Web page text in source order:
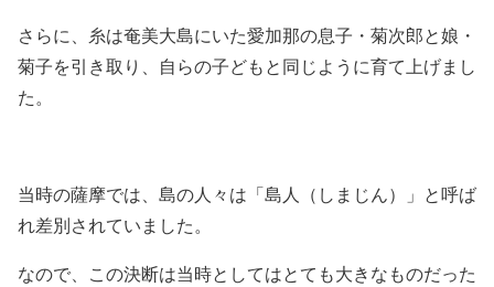
さらに、糸は奄美大島にいた愛加那の息子・菊次郎と娘・
菊子を引き取り、自らの子どもと同じように育て上げまし
た。
当時の薩摩では、島の人々は「島人（しまじん）」と呼ば
れ差別されていました。
なので、この決断は当時としてはとても大きなものだった